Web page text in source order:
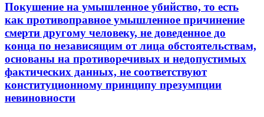
Покушение на умышленное убийство, то есть
как противоправное умышленное причинение
смерти другому человеку, не доведенное до
конца по независящим от лица обстоятельствам,
основаны на противоречивых и недопустимых
фактических данных, не соответствуют
конституционному принципу презумпции
невиновности